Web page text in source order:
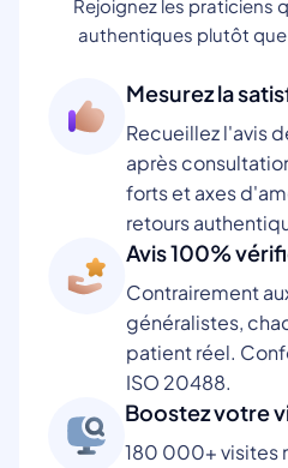
Rejoignez les praticiens
authentiques plutôt
Mesurez la
Recueillez l'avis
après
forts et axes
retours
Avis 100%
Contrairement
généralistes,
patient réel.
ISO 20488.
Boostez votre
180 000+ visites